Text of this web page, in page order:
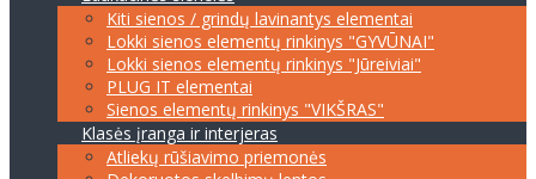
Kiti sienos / grindų lavinantys elementai
Lokki sienos elementų rinkinys "GYVŪNAI"
Lokki sienos elementų rinkinys "Jūreiviai"
PLUG IT elementai
Sienos elementų rinkinys "VIKŠRAS"
Klasės įranga ir interjeras
Atliekų rūšiavimo priemonės